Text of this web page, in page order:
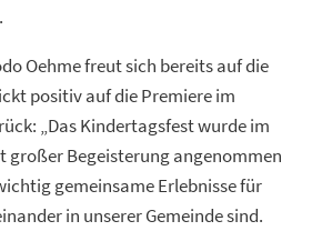
Oehme freut sich bereits auf die
positiv auf die Premiere im
„Das Kindertagsfest wurde im
großer Begeisterung angenommen
gemeinsame Erlebnisse für
in unserer Gemeinde sind.